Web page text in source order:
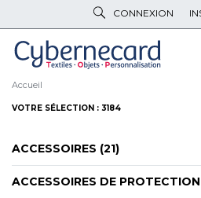
CONNEXION
VÊTEMENTSDE TRAVAIL
VÊTEMENTS
PARAPLUIES & BAGAGERIE
OBJETS& HIGH-TECH
PELUCHES & GOODIES
Accueil
VOTRE SÉLECTION : 3184
ACCESSOIRES (21)
ACCESSOIRES DE